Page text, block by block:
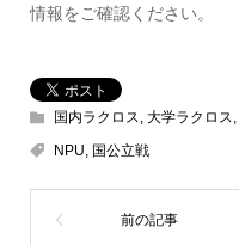
情報をご確認ください。
国内ラクロス, 大学ラクロス,
NPU, 国公立戦